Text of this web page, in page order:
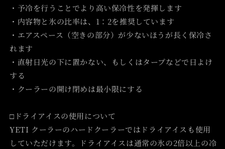
・予冷を行うことでより高い保冷性を発揮します
・内容物と氷の比率は、1：2を推奨しています
・エアスペース（空きの部分）が少ないほうが長く保冷さ
れます
・直射日光の下に置かない、もしくはタープなどで日よけ
する
・クーラーの開け閉めは最小限にする
□ドライアイスの使用について
YETI クーラーのハードクーラーではドライアイスも使用
していただけます。ドライアイスは通常の氷の2倍以上の冷